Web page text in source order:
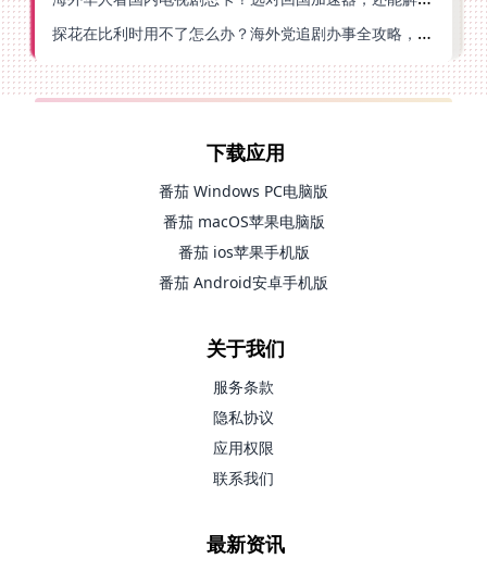
探花在比利时用不了怎么办？海外党追剧办事全攻略，选对加速器就够了
下载应用
番茄 Windows PC电脑版
番茄 macOS苹果电脑版
番茄 ios苹果手机版
番茄 Android安卓手机版
关于我们
服务条款
隐私协议
应用权限
联系我们
最新资讯